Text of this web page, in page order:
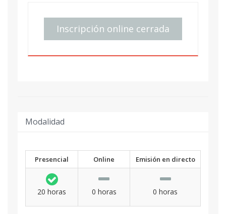
Inscripción online cerrada
Modalidad
Presencial Online Emisión en directo
20 horas 0 horas 0 horas